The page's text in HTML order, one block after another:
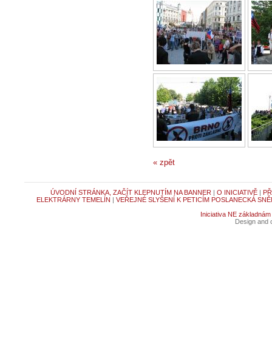
« zpět
ÚVODNÍ STRÁNKA, ZAČÍT KLEPNUTÍM NA BANNER | O INICIATIVĚ|
ELEKTRÁRNY TEMELÍN | VEŘEJNÉ SLYŠENÍ K PETICÍM POSLANECKÁ
Iniciativa NE základnám
Design and